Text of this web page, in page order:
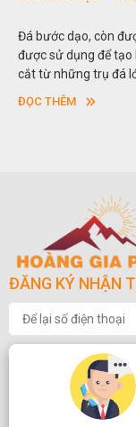
tự nhiên
được
với hình
Hòn
thu
trong
ĐỌC
ĐĂNG KÝ NHẬN